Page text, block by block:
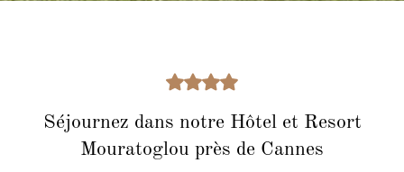
Séjournez dans notre Hôtel et Resort
Mouratoglou près de Cannes